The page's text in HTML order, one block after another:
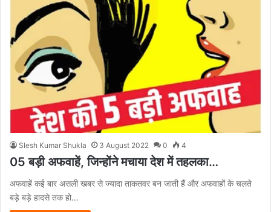
Slesh Kumar Shukla 3 August 2022 0 4
05 बड़ी अफवाहें, जिन्होंने मचाया देश में तहलका…
अफवाहें कई बार असली खबर से ज्यादा ताकतवर बन जाती हैं और अफवाहों के चलते
बड़े बड़े हादसे तक हो…